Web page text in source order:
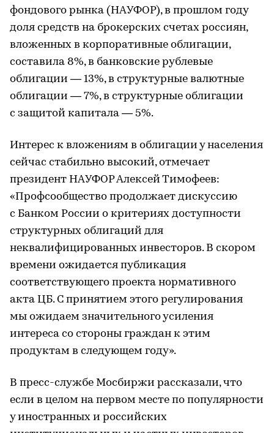
фондового рынка (НАУФОР), в прошлом году
доля средств на брокерских счетах россиян,
вложенных в корпоративные облигации,
составила 8%, в банковские рублевые
облигации — 13%, в структурные валютные
облигации — 7%, в структурные облигации
с защитой капитала — 5%.
Интерес к вложениям в облигации у населения
сейчас стабильно высокий, отмечает
президент НАУФОР Алексей Тимофеев:
«Профсообщество продолжает дискуссию
с Банком России о критериях доступности
структурных облигаций для
неквалифицированных инвесторов. В скором
времени ожидается публикация
соответствующего проекта нормативного
акта ЦБ. С принятием этого регулирования
мы ожидаем значительного усиления
интереса со стороны граждан к этим
продуктам в следующем году».
В пресс-службе Мосбиржи рассказали, что
если в целом на первом месте по популярности
у иностранных и российских